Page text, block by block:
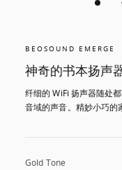
BEOSOUND EMERGE
神奇的书本扬声
纤细的 WiFi 扬声器随处
音域的声音。精妙小巧的
Gold Tone